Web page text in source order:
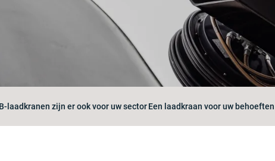
laadkranen zijn er ook voor uw sectorEen laadkraan voor uw behoeften